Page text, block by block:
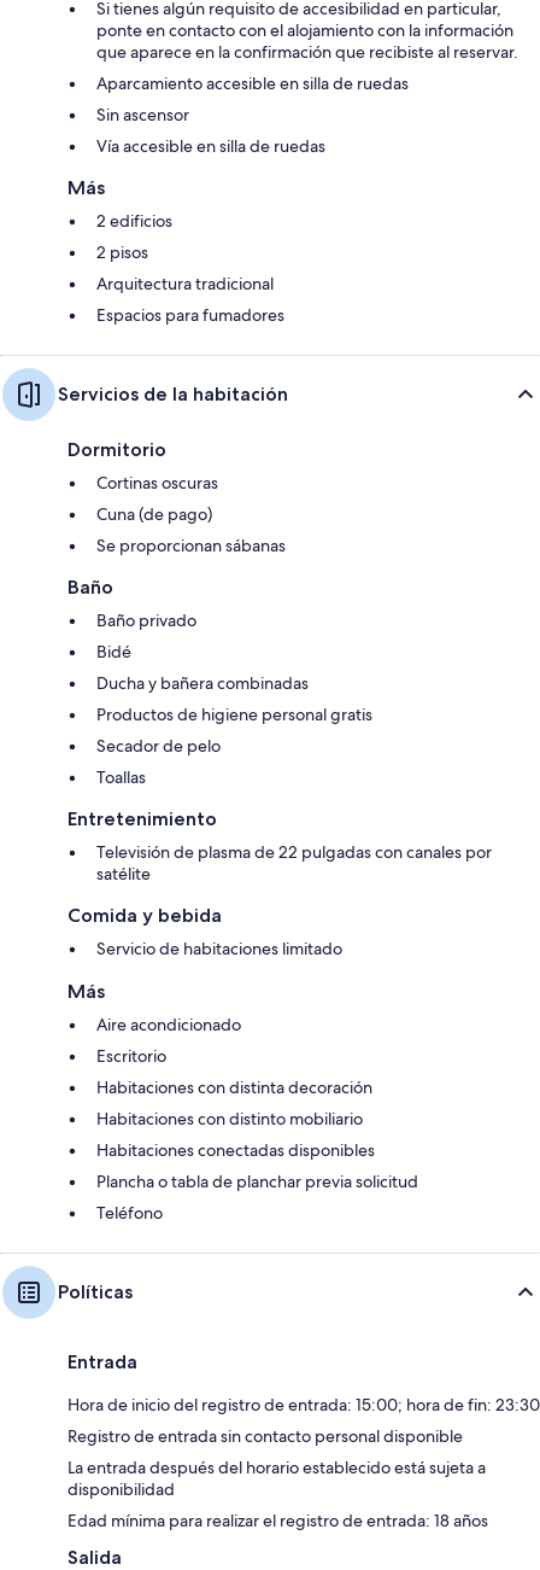
Si tienes algún requisito de accesibilidad en particular,
ponte en contacto con el alojamiento con la información
que aparece en la confirmación que recibiste al reservar.
Aparcamiento accesible en silla de ruedas
Sin ascensor
Vía accesible en silla de ruedas
Más
2 edificios
2 pisos
Arquitectura tradicional
Espacios para fumadores
Servicios de la habitación
Dormitorio
Cortinas oscuras
Cuna (de pago)
Se proporcionan sábanas
Baño
Baño privado
Bidé
Ducha y bañera combinadas
Productos de higiene personal gratis
Secador de pelo
Toallas
Entretenimiento
Televisión de plasma de 22 pulgadas con canales por
satélite
Comida y bebida
Servicio de habitaciones limitado
Más
Aire acondicionado
Escritorio
Habitaciones con distinta decoración
Habitaciones con distinto mobiliario
Habitaciones conectadas disponibles
Plancha o tabla de planchar previa solicitud
Teléfono
Políticas
Entrada
Hora de inicio del registro de entrada: 15:00; hora de fin: 23:30
Registro de entrada sin contacto personal disponible
La entrada después del horario establecido está sujeta a
disponibilidad
Edad mínima para realizar el registro de entrada: 18 años
Salida